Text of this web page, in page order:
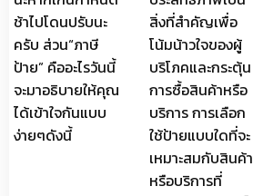
ช้าไปโดนปรับนะ
ครับ ส่วน“ภาษี
ป้าย” คืออะไรวันนี้
จะมาอธิบายให้คุณ
ได้เข้าใจกันแบบ
ง่ายๆดังนี้
สิ่งที่สำคัญเพื่อ
โน้มน้าวใจของผู้
บริโภคและกระตุ้น
การซื้อสินค้าหรือ
บริการ การเลือก
ใช้ป้ายแบบใดที่จะ
เหมาะสมกับสินค้า
หรือบริการที่